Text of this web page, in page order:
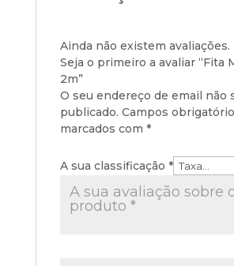
Ainda não existem avaliações.
Seja o primeiro a avaliar “Fita
2m”
O seu endereço de email não
publicado. Campos
marcados com *
A sua classificação *